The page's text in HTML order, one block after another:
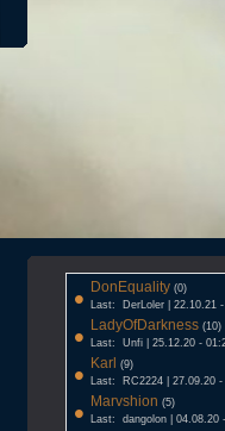
• DonEquality (0)
Last: DerLoler | 22.10.21
• LadyOfDarkness (10)
Last: Unfi | 25.12.20 -
• Karl (9)
Last: RC2224 | 27.09.20 -
• Marvshion (5)
Last: dangolon | 04.08.20